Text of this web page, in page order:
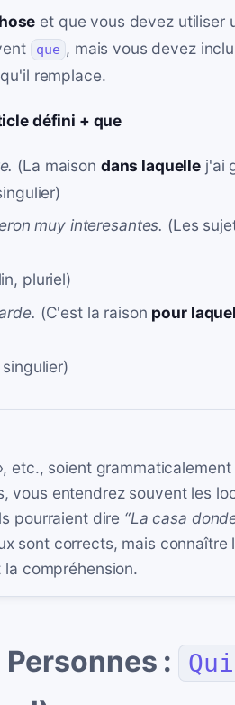
et que vous devez utiliser
que , mais vous devez
remplace.
défini + que
(La maison dans laquelle j'ai
muy interesantes. (Les
pluriel)
(C'est la raison pour
etc., soient
vous entendrez souvent les
pourraient dire “La casa
sont corrects, mais connaître
compréhension.
: